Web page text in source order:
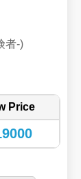
者-)
Price